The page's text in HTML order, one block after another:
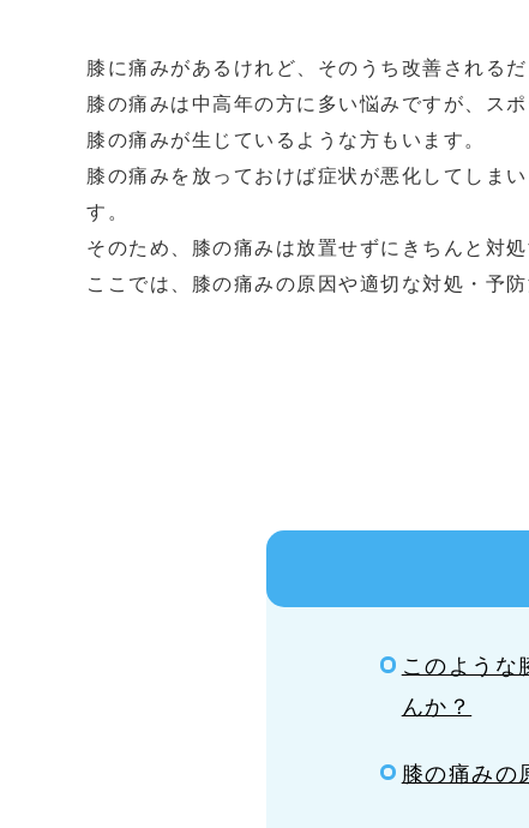
膝に痛みがあるけれど、そのうち改善される
膝の痛みは中高年の方に多い悩みですが、ス
膝の痛みが生じているような方もいます。
膝の痛みを放っておけば症状が悪化してしま
す。
そのため、膝の痛みは放置せずにきちんと対処
ここでは、膝の痛みの原因や適切な対処・予
このような
んか？
膝の痛みの